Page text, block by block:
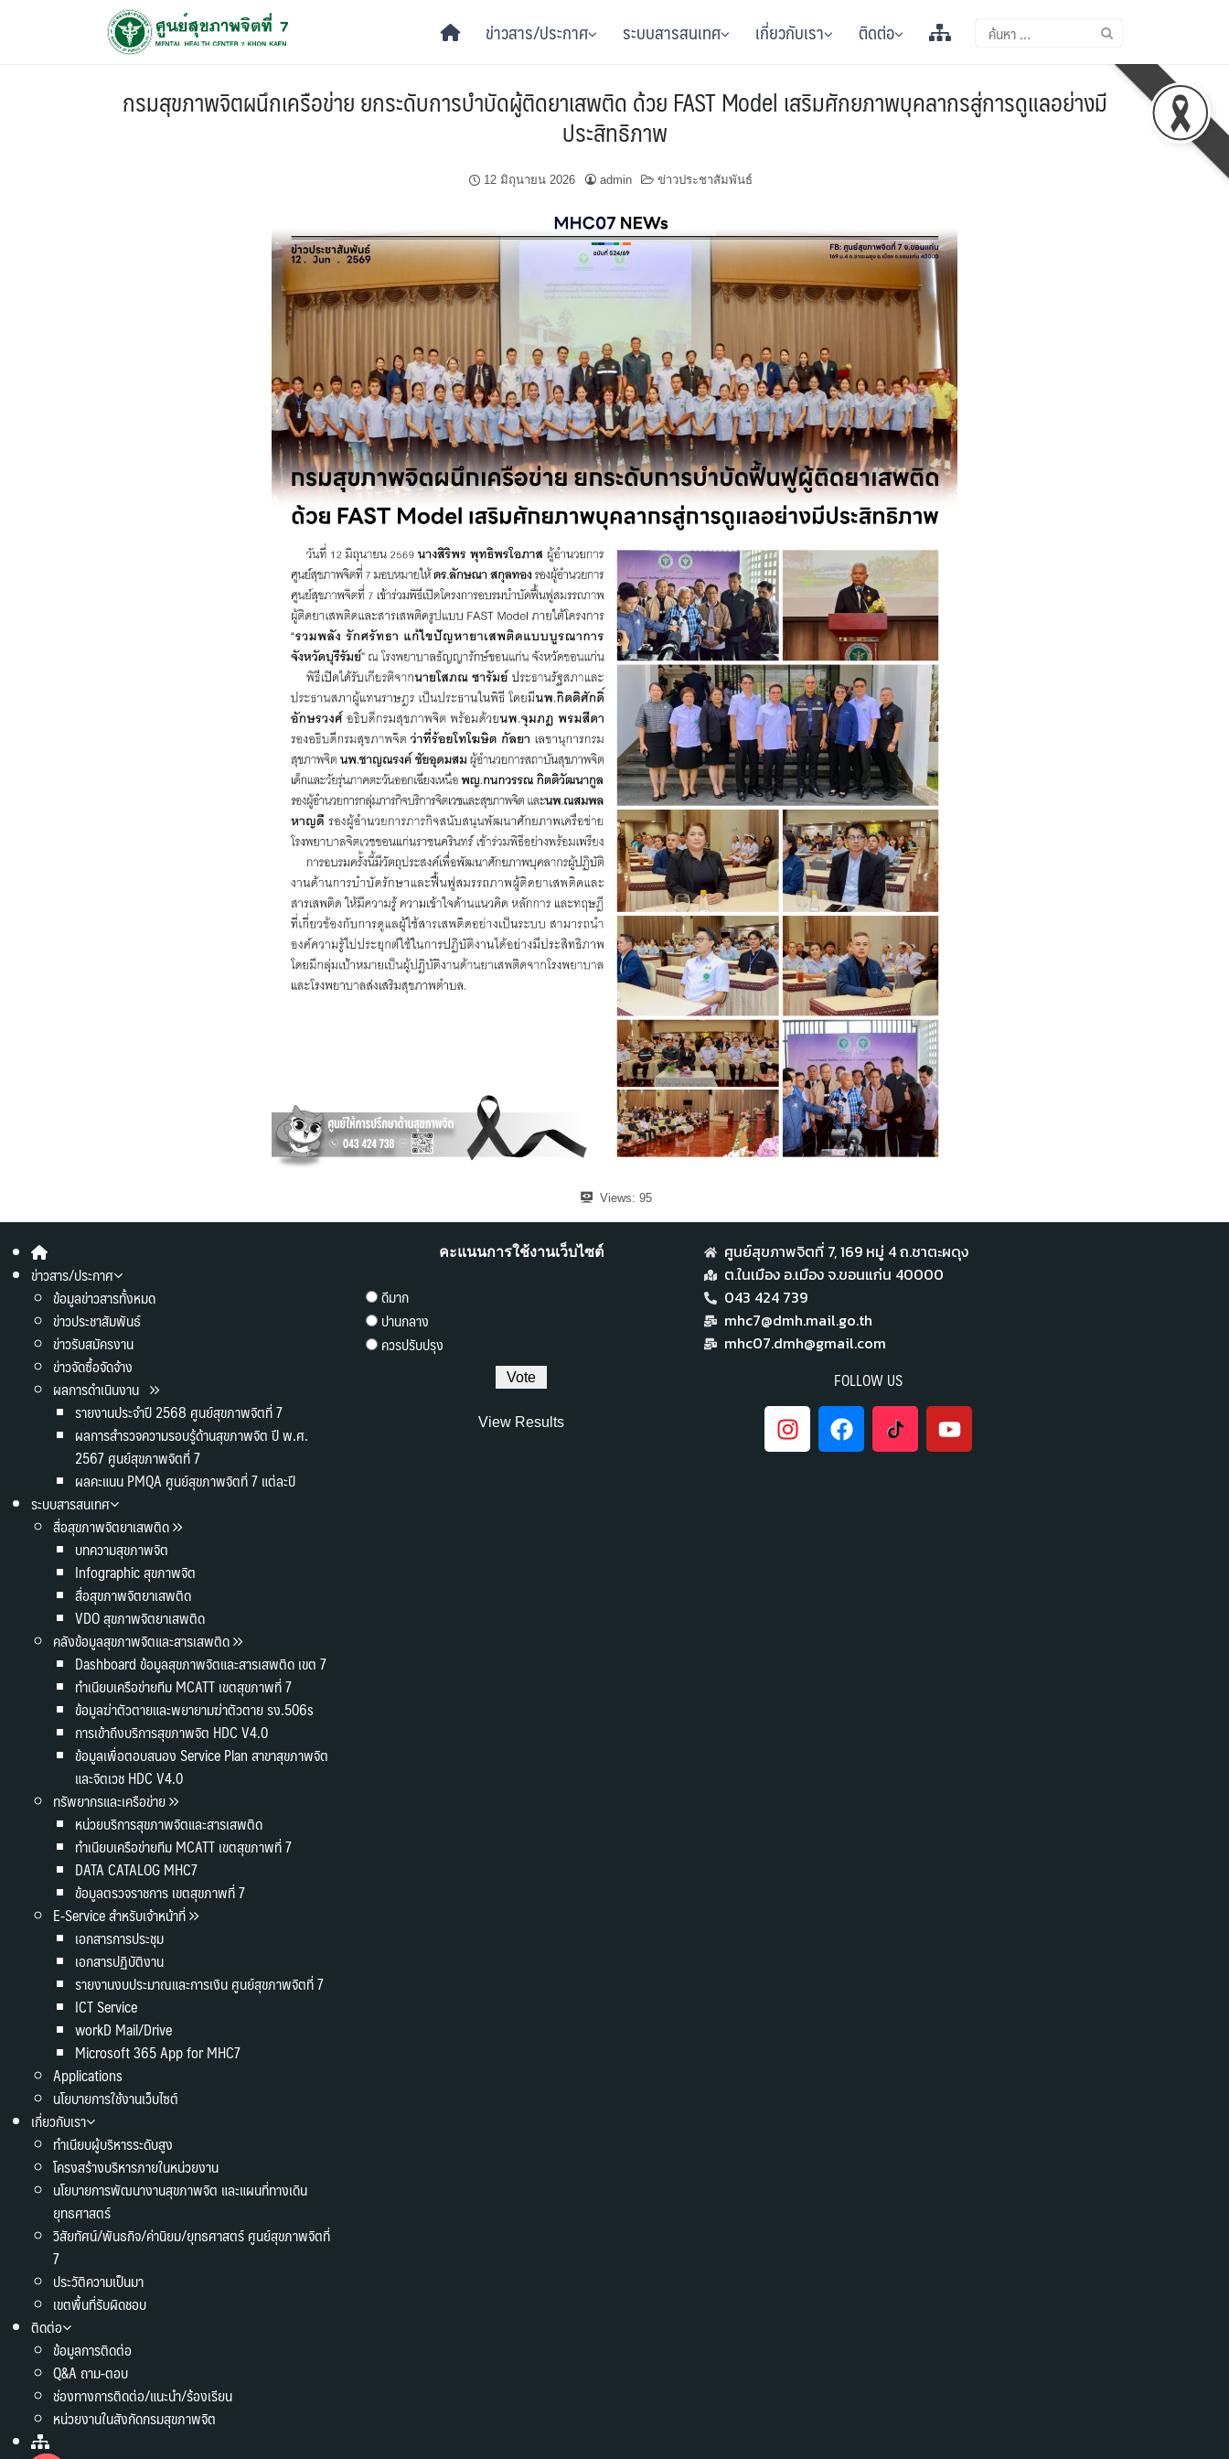
ข่าวสาร/ประกาศ ระบบสารสนเทศ เกี่ยวกับเรา ติดต่อ
กรมสุขภาพจิตผนึกเครือข่าย ยกระดับการบำบัดผู้ติดยาเสพติด ด้วย FAST Model เสริมศักยภาพบุคลากรสู่การดูแลอย่างมี
ประสิทธิภาพ
12 มิถุนายน 2026 admin ข่าวประชาสัมพันธ์
Views: 95
ข่าวสาร/ประกาศ
ข้อมูลข่าวสารทั้งหมด
ข่าวประชาสัมพันธ์
ข่าวรับสมัครงาน
ข่าวจัดซื้อจัดจ้าง
ผลการดำเนินงาน
รายงานประจำปี 2568 ศูนย์สุขภาพจิตที่ 7
ผลการสำรวจความรอบรู้ด้านสุขภาพจิต ปี พ.ศ.
2567 ศูนย์สุขภาพจิตที่ 7
ผลคะแนน PMQA ศูนย์สุขภาพจิตที่ 7 แต่ละปี
ระบบสารสนเทศ
สื่อสุขภาพจิตยาเสพติด
บทความสุขภาพจิต
Infographic สุขภาพจิต
สื่อสุขภาพจิตยาเสพติด
VDO สุขภาพจิตยาเสพติด
คลังข้อมูลสุขภาพจิตและสารเสพติด
Dashboard ข้อมูลสุขภาพจิตและสารเสพติด เขต 7
ทำเนียบเครือข่ายทีม MCATT เขตสุขภาพที่ 7
ข้อมูลฆ่าตัวตายและพยายามฆ่าตัวตาย รง.506s
การเข้าถึงบริการสุขภาพจิต HDC V4.0
ข้อมูลเพื่อตอบสนอง Service Plan สาขาสุขภาพจิต
และจิตเวช HDC V4.0
ทรัพยากรและเครือข่าย
หน่วยบริการสุขภาพจิตและสารเสพติด
ทำเนียบเครือข่ายทีม MCATT เขตสุขภาพที่ 7
DATA CATALOG MHC7
ข้อมูลตรวจราชการ เขตสุขภาพที่ 7
E-Service สำหรับเจ้าหน้าที่
เอกสารการประชุม
เอกสารปฏิบัติงาน
รายงานงบประมาณและการเงิน ศูนย์สุขภาพจิตที่ 7
ICT Service
workD Mail/Drive
Microsoft 365 App for MHC7
Applications
นโยบายการใช้งานเว็บไซต์
เกี่ยวกับเรา
ทำเนียบผู้บริหารระดับสูง
โครงสร้างบริหารภายในหน่วยงาน
นโยบายการพัฒนางานสุขภาพจิต และแผนที่ทางเดิน
ยุทธศาสตร์
วิสัยทัศน์/พันธกิจ/ค่านิยม/ยุทธศาสตร์ ศูนย์สุขภาพจิตที่
7
ประวัติความเป็นมา
เขตพื้นที่รับผิดชอบ
ติดต่อ
ข้อมูลการติดต่อ
Q&A ถาม-ตอบ
ช่องทางการติดต่อ/แนะนำ/ร้องเรียน
หน่วยงานในสังกัดกรมสุขภาพจิต
คะแนนการใช้งานเว็บไซต์
ดีมาก
ปานกลาง
ควรปรับปรุง
View Results
ศูนย์สุขภาพจิตที่ 7,​ 169 หมู่ 4 ถ.ชาตะผดุง
ต.ในเมือง อ.เมือง จ.ขอนแก่น 40000
043 424 739
mhc7@dmh.mail.go.th
mhc07.dmh@gmail.com
FOLLOW US